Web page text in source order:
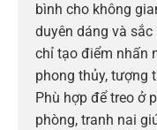
bình cho không
duyên dáng và
chỉ tạo điểm nhấn
phong thủy, tượng
Phù hợp để treo ở
phòng, tranh nai